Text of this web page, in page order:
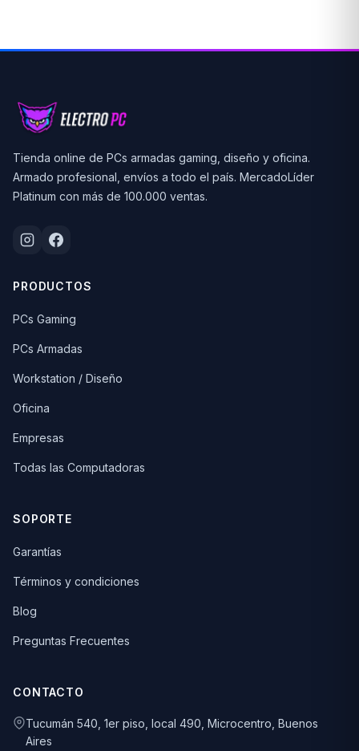
Tienda online de PCs armadas gaming, diseño y oficina.
Armado profesional, envíos a todo el país. MercadoLíder
Platinum con más de 100.000 ventas.
PRODUCTOS
PCs Gaming
PCs Armadas
Workstation / Diseño
Oficina
Empresas
Todas las Computadoras
SOPORTE
Garantías
Términos y condiciones
Blog
Preguntas Frecuentes
CONTACTO
Tucumán 540, 1er piso, local 490, Microcentro, Buenos
Aires